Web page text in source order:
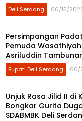
Deli Serdang 06/15/
Persimpangan
Pemuda
Asriluddin
Deli Serdang
Bupati Deli Serdang 06/
Unjuk Rasa Jilid II di
Bongkar Gurita
SDABMBK Deli